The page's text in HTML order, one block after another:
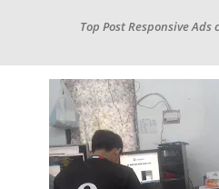
Top Post Responsive Ads